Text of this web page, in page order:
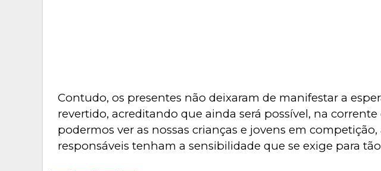
Contudo, os presentes não deixaram de manifestar a
revertido, acreditando que ainda será possível, na
podermos ver as nossas crianças e jovens em
responsáveis tenham a sensibilidade que se exige para